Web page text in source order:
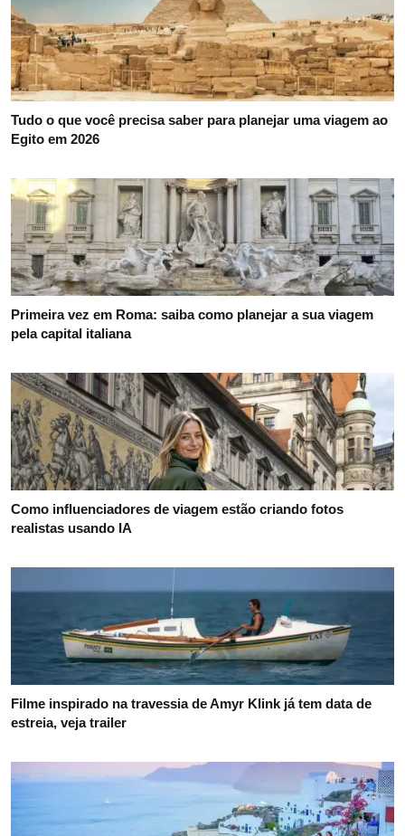
Tudo o que você precisa saber para planejar uma viagem ao
Egito em 2026
Primeira vez em Roma: saiba como planejar a sua viagem
pela capital italiana
Como influenciadores de viagem estão criando fotos
realistas usando IA
Filme inspirado na travessia de Amyr Klink já tem data de
estreia, veja trailer